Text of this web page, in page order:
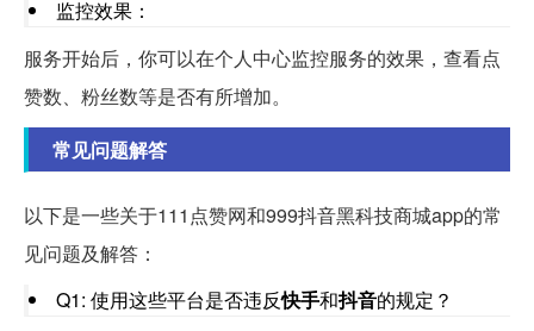
监控效果：
服务开始后，你可以在个人中心监控服务的效果，查看点
赞数、粉丝数等是否有所增加。
常见问题解答
以下是一些关于111点赞网和999抖音黑科技商城app的常
见问题及解答：
Q1: 使用这些平台是否违反快手和抖音的规定？